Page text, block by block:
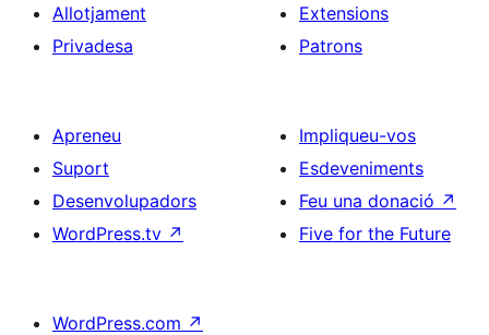
Allotjament
Privadesa
Extensions
Patrons
Apreneu
Suport
Desenvolupadors
WordPress.tv ↗
Impliqueu-vos
Esdeveniments
Feu una donació ↗
Five for the Future
WordPress.com ↗